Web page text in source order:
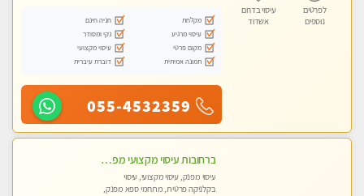
לפרטים
נוספים
עיסוי בדרום
אשדוד
מקלחת
חניה חינם
עיסוי מרגיע
נקי ומסודר
מקום פרטי
עיסוי מקצועי
תמונה אמיתית
דוברת עיברית
055-4532359
ברחובות עיסוי מקצועי מפנק וכול סוגי העיסויים רמה גבוהה! ללא מין !
עיסוי מפנק, עיסוי מקצועי, עיסוי
בקלניקה פרטית, מתחמי ספא מפנק,